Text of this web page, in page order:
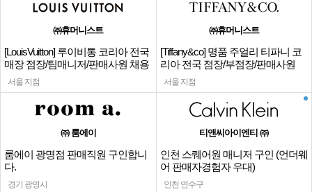
㈜휴머니스트
[LouisVuitton] 루이비통 코리아 전국
매장 점장/팀매니저/판매사원 채용
서울 지점
㈜휴머니스트
[Tiffany&co] 명품 주얼리 티파니 코
리아 전국 점장/부점장/판매사원
서울 지점
㈜ 룸에이
룸에이 광명점 판매직원 구인합니
다.
경기 광명시
티앤씨아이엔티 ㈜
인천 스퀘어원 매니저 구인 (언더웨
어 판매자경험자 우대)
인천 연수구